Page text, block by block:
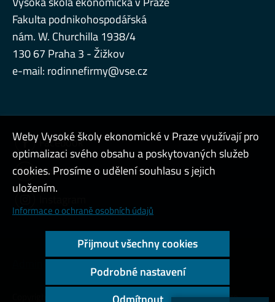
Fakulta podnikohospodářská
nám. W. Churchilla 1938/4
130 67 Praha 3 - Žižkov
e-mail: rodinnefirmy@vse.cz
Facebook
LinkedIn
Copyright © 2000 - 2026 Vysoká škola ekonomická v Praze
Weby Vysoké školy ekonomické v Praze využívají pro
optimalizaci svého obsahu a poskytovaných služeb
cookies. Prosíme o udělení souhlasu s jejich
uložením.
Informace o ochraně osobních údajů
Přijmout všechny cookies
Podrobné nastavení